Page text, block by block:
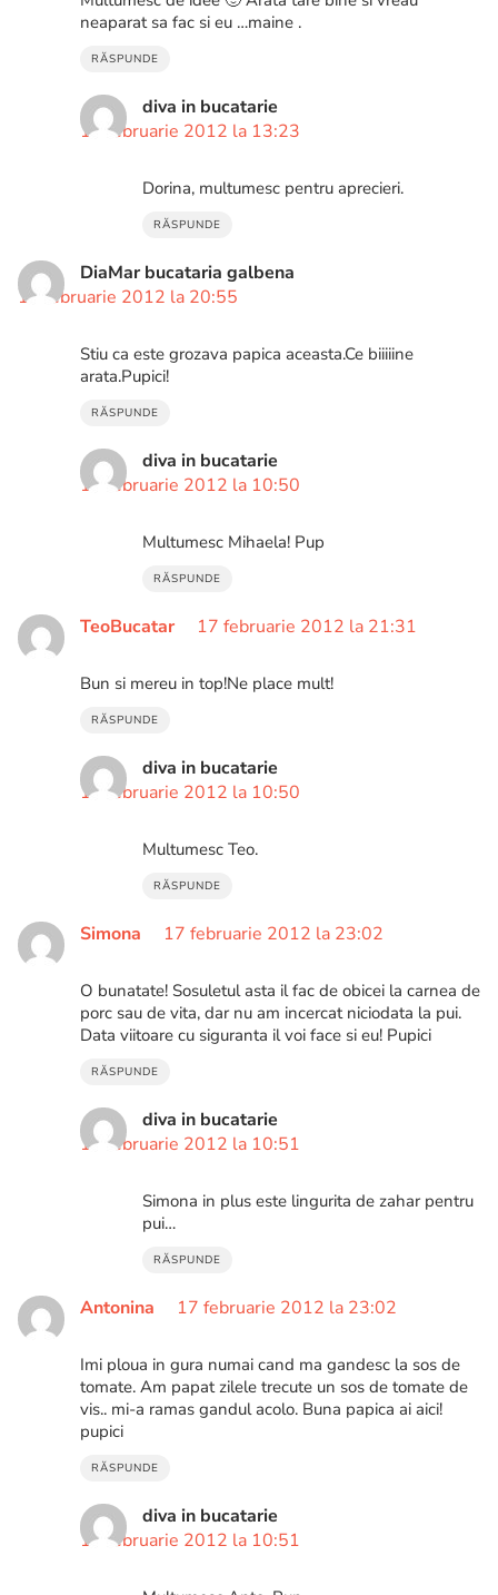
neaparat sa fac si eu …maine .
RĂSPUNDE
diva in bucatarie
17 februarie 2012 la 13:23
Dorina, multumesc pentru aprecieri.
RĂSPUNDE
DiaMar bucataria galbena
17 februarie 2012 la 20:55
Stiu ca este grozava papica aceasta.Ce biiiiine
arata.Pupici!
RĂSPUNDE
diva in bucatarie
18 februarie 2012 la 10:50
Multumesc Mihaela! Pup
RĂSPUNDE
TeoBucatar 17 februarie 2012 la 21:31
Bun si mereu in top!Ne place mult!
RĂSPUNDE
diva in bucatarie
18 februarie 2012 la 10:50
Multumesc Teo.
RĂSPUNDE
Simona 17 februarie 2012 la 23:02
O bunatate! Sosuletul asta il fac de obicei la carnea de
porc sau de vita, dar nu am incercat niciodata la pui.
Data viitoare cu siguranta il voi face si eu! Pupici
RĂSPUNDE
diva in bucatarie
18 februarie 2012 la 10:51
Simona in plus este lingurita de zahar pentru
pui…
RĂSPUNDE
Antonina 17 februarie 2012 la 23:02
Imi ploua in gura numai cand ma gandesc la sos de
tomate. Am papat zilele trecute un sos de tomate de
vis.. mi-a ramas gandul acolo. Buna papica ai aici!
pupici
RĂSPUNDE
diva in bucatarie
18 februarie 2012 la 10:51